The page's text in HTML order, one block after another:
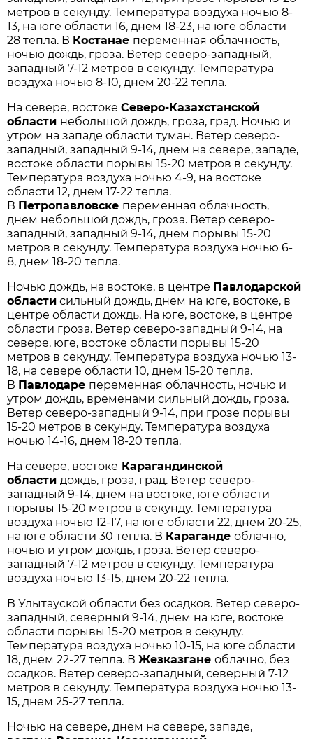
метров в секунду. Температура воздуха ночью 8-
13, на юге области 16, днем 18-23, на юге области
28 тепла. В Костанае переменная облачность,
ночью дождь, гроза. Ветер северо-западный,
западный 7-12 метров в секунду. Температура
воздуха ночью 8-10, днем 20-22 тепла.
На севере, востокеСеверо-Казахстанской
области небольшой дождь, гроза, град. Ночью и
утром на западе области туман. Ветер северо-
западный, западный 9-14, днем на севере, западе,
востоке области порывы 15-20 метров в секунду.
Температура воздуха ночью 4-9, на востоке
области 12, днем 17-22 тепла.
В Петропавловске переменная облачность,
днем небольшой дождь, гроза. Ветер северо-
западный, западный 9-14, днем порывы 15-20
метров в секунду. Температура воздуха ночью 6-
8, днем 18-20 тепла.
Ночью дождь, на востоке, в центре Павлодарской
области сильный дождь, днем на юге, востоке, в
центре области дождь. На юге, востоке, в центре
области гроза. Ветер северо-западный 9-14, на
севере, юге, востоке области порывы 15-20
метров в секунду. Температура воздуха ночью 13-
18, на севере области 10, днем 15-20 тепла.
В Павлодаре переменная облачность, ночью и
утром дождь, временами сильный дождь, гроза.
Ветер северо-западный 9-14, при грозе порывы
15-20 метров в секунду. Температура воздуха
ночью 14-16, днем 18-20 тепла.
На севере, востоке Карагандинской
областидождь, гроза, град. Ветер северо-
западный 9-14, днем на востоке, юге области
порывы 15-20 метров в секунду. Температура
воздуха ночью 12-17, на юге области 22, днем 20-25,
на юге области 30 тепла. В Карагандеоблачно,
ночью и утром дождь, гроза. Ветер северо-
западный 7-12 метров в секунду. Температура
воздуха ночью 13-15, днем 20-22 тепла.
В Улытауской области без осадков. Ветер северо-
западный, северный 9-14, днем на юге, востоке
области порывы 15-20 метров в секунду.
Температура воздуха ночью 10-15, на юге области
18, днем 22-27 тепла. ВЖезказганеоблачно, без
осадков. Ветер северо-западный, северный 7-12
метров в секунду. Температура воздуха ночью 13-
15, днем 25-27 тепла.
Ночью на севере, днем на севере, западе,